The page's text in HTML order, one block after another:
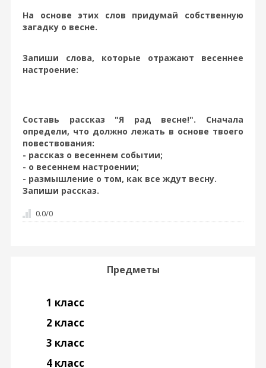
На основе этих слов придумай собственную
загадку о весне.
Запиши слова, которые отражают весеннее
настроение:
Составь рассказ "Я рад весне!". Сначала
определи, что должно лежать в основе твоего
повествования:
- рассказ о весеннем событии;
- о весеннем настроении;
- размышление о том, как все ждут весну.
Запиши рассказ.
0.0/0
Предметы
1 класс
2 класс
3 класс
4 класс